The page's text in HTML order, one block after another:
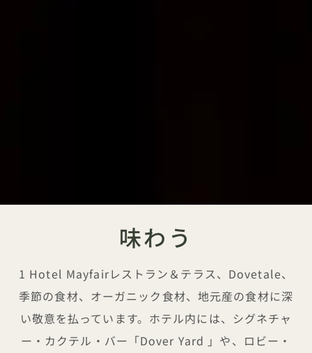
味わう
1 Hotel Mayfairレストラン＆テラス、Dovetale、
季節の食材、オーガニック食材、地元産の食材に深
い敬意を払っています。ホテル内には、シグネチャ
ー・カクテル・バー「Dover Yard 」や、ロビー・